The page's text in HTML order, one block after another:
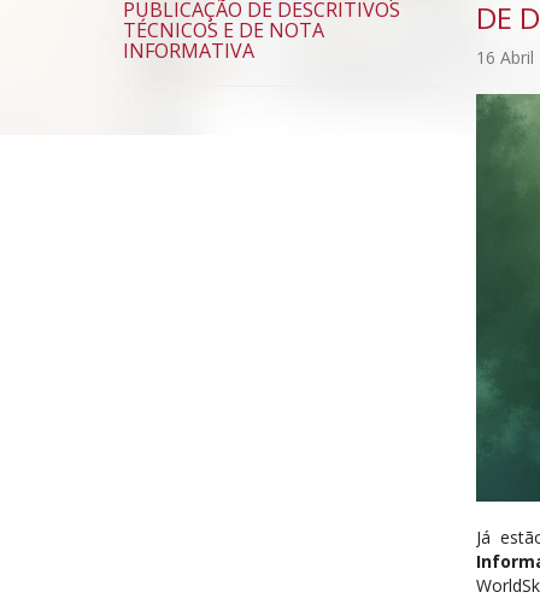
DE
16 Abril
Já
PUBLICAÇÃO DE DESCRITIVOS
TÉCNICOS E DE NOTA
INFORMATIVA